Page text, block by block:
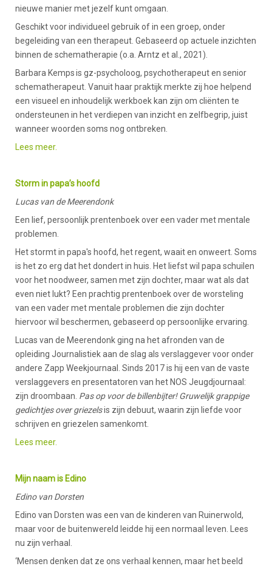
nieuwe manier met jezelf kunt omgaan.
Geschikt voor individueel gebruik of in een groep, onder
begeleiding van een therapeut. Gebaseerd op actuele inzichten
binnen de schematherapie (o.a. Arntz et al., 2021).
Barbara Kemps is gz-psycholoog, psychotherapeut en senior
schematherapeut. Vanuit haar praktijk merkte zij hoe helpend
een visueel en inhoudelijk werkboek kan zijn om cliënten te
ondersteunen in het verdiepen van inzicht en zelfbegrip, juist
wanneer woorden soms nog ontbreken.
Lees meer.
Storm in papa’s hoofd
Lucas van de Meerendonk
Een lief, persoonlijk prentenboek over een vader met mentale
problemen.
Het stormt in papa's hoofd, het regent, waait en onweert. Soms
is het zo erg dat het dondert in huis. Het liefst wil papa schuilen
voor het noodweer, samen met zijn dochter, maar wat als dat
even niet lukt? Een prachtig prentenboek over de worsteling
van een vader met mentale problemen die zijn dochter
hiervoor wil beschermen, gebaseerd op persoonlijke ervaring.
Lucas van de Meerendonk ging na het afronden van de
opleiding Journalistiek aan de slag als verslaggever voor onder
andere Zapp Weekjournaal. Sinds 2017 is hij een van de vaste
verslaggevers en presentatoren van het NOS Jeugdjournaal:
zijn droombaan. Pas op voor de billenbijter! Gruwelijk grappige
gedichtjes over griezelsis zijn debuut, waarin zijn liefde voor
schrijven en griezelen samenkomt.
Lees meer.
Mijn naam is Edino
Edino van Dorsten
Edino van Dorsten was een van de kinderen van Ruinerwold,
maar voor de buitenwereld leidde hij een normaal leven. Lees
nu zijn verhaal.
‘Mensen denken dat ze ons verhaal kennen, maar het beeld